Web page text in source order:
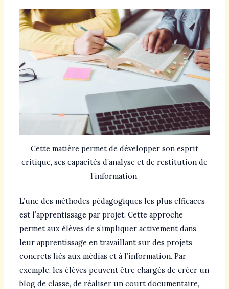
Cette matière permet de développer son esprit
critique, ses capacités d’analyse et de restitution de
l’information.
L’une des méthodes pédagogiques les plus efficaces
est l’apprentissage par projet. Cette approche
permet aux élèves de s’impliquer activement dans
leur apprentissage en travaillant sur des projets
concrets liés aux médias et à l’information. Par
exemple, les élèves peuvent être chargés de créer un
blog de classe, de réaliser un court documentaire,